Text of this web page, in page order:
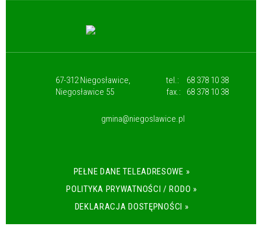
67-312 Niegosławice,
Niegosławice 55
tel.:
68 378 10 38
fax.:
68 378 10 38
gmina@niegoslawice.pl
PEŁNE DANE TELEADRESOWE »
POLITYKA PRYWATNOŚCI / RODO »
DEKLARACJA DOSTĘPNOŚCI »